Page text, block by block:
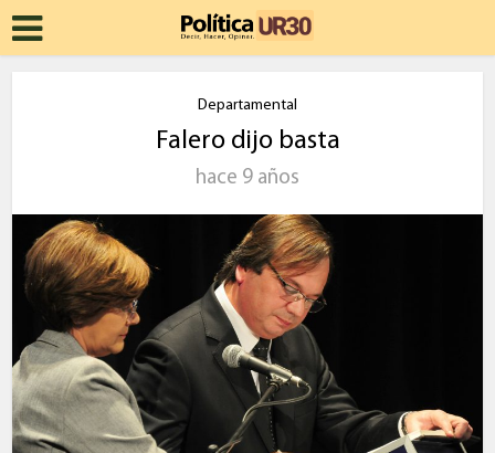
Departamental
Falero dijo basta
hace 9 años